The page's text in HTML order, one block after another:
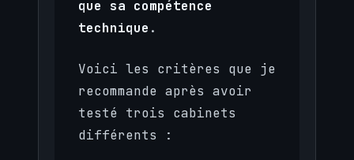
que sa compétence
technique .
Voici les critères que je
recommande après avoir
testé trois cabinets
différents :